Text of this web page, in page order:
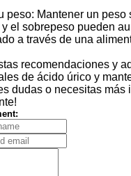
peso: Mantener un
y el sobrepeso pueden
a través de una
recomendaciones y
de ácido úrico y
dudas o necesitas más